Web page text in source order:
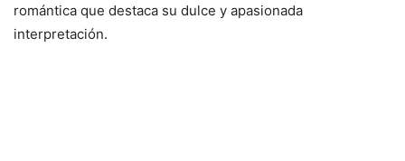
romántica que destaca su dulce y apasionada
interpretación.